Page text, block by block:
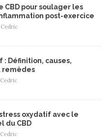
CBD pour soulager les
post-exercice
Cedric
: Définition, causes,
remèdes
Cedric
oxydatif avec le
du CBD
Cedric